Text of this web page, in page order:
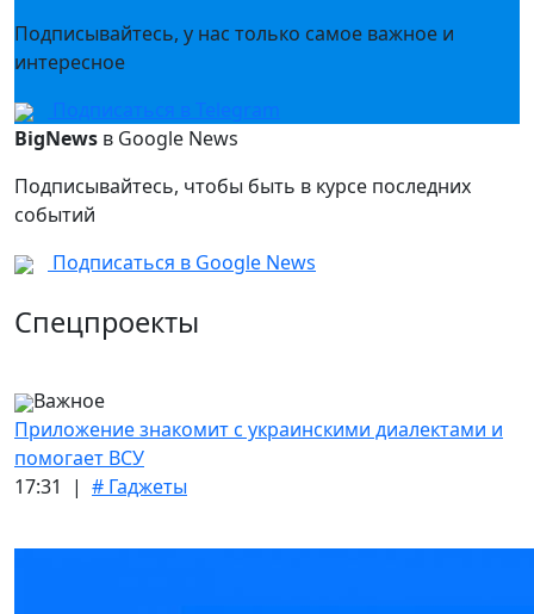
Подписывайтесь, у нас только самое важное и
интересное
Подписаться в Telegram
BigNews в Google News
Подписывайтесь, чтобы быть в курсе последних
событий
Подписаться в Google News
Спецпроекты
Важное
Приложение знакомит с украинскими диалектами и
помогает ВСУ
17:31 | # Гаджеты